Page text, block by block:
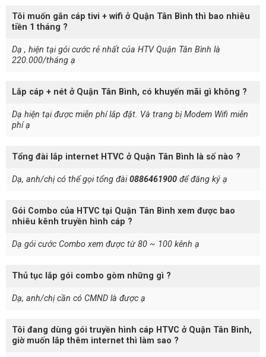
Tôi muốn gắn cáp tivi + wifi ở Quận Tân Bình thì bao nhiêu
tiền 1 tháng ?
Dạ , hiện tại gói cước rẻ nhất của HTV Quận Tân Bình là
220.000/tháng ạ
Lắp cáp + nét ở Quận Tân Bình, có khuyến mãi gì không ?
Dạ hiện tại được miễn phí lắp đặt. Và trang bị Modem Wifi miễn
phí ạ
Tổng đài lắp internet HTVC ở Quận Tân Bình là số nào ?
Dạ, anh/chị có thể gọi tổng đài0886461900 để đăng ký ạ
Gói Combo của HTVC tại Quận Tân Bình xem được bao
nhiêu kênh truyền hình cáp ?
Dạ gói cước Combo xem được từ 80 ~ 100 kênh ạ
Thủ tục lắp gói combo gòm những gì ?
Dạ, anh/chị cần có CMND là được ạ
Tôi đang dùng gói truyền hình cáp HTVC ở Quận Tân Bình,
giờ muốn lắp thêm internet thì làm sao ?